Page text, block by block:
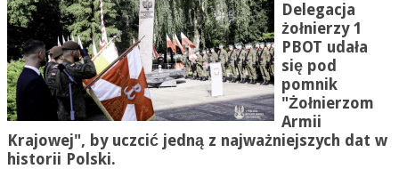
Delegacja
żołnierzy 1
PBOT udała
się pod
pomnik
"Żołnierzom
Armii
Krajowej", by uczcić jedną z najważniejszych dat w
historii Polski.